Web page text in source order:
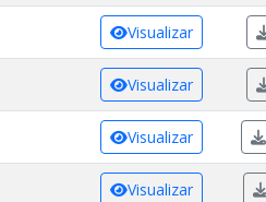
Visualizar
Visualizar
Visualizar
Visualizar